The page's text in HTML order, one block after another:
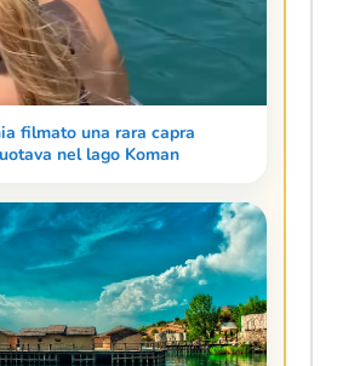
filmato una rara capra
nel lago Koman